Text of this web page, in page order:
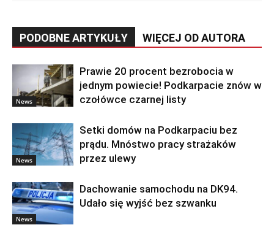
PODOBNE ARTYKUŁY WIĘCEJ OD AUTORA
News
Prawie 20 procent bezrobocia w
jednym powiecie! Podkarpacie znów w
czołówce czarnej listy
News
Setki domów na Podkarpaciu bez
prądu. Mnóstwo pracy strażaków
przez ulewy
News
Dachowanie samochodu na DK94.
Udało się wyjść bez szwanku